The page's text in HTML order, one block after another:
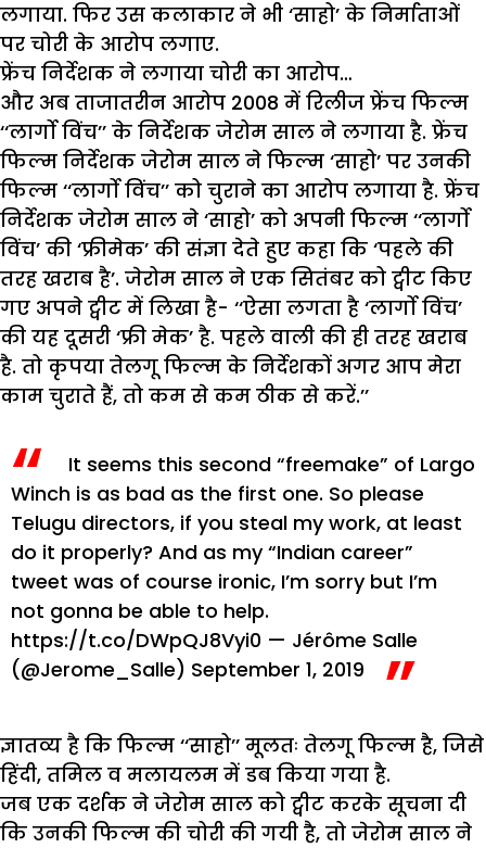
लगाया. फिर उस कलाकार ने भी ‘साहो’ के निर्माताओं
पर चोरी के आरोप लगाए.
फ्रेंच निर्देशक ने लगाया चोरी का आरोप…
और अब ताजातरीन आरोप 2008 में रिलीज फ्रेंच फिल्म
‘‘लार्गो विंच’’ के निर्देशक जेरोम साल ने लगाया है. फ्रेंच
फिल्म निर्देशक जेरोम साल ने फिल्म ‘साहो’ पर उनकी
फिल्म ‘‘लार्गो विंच’’ को चुराने का आरोप लगाया है. फ्रेंच
निर्देशक जेरोम साल ने ‘साहो’ को अपनी फिल्म ‘‘लार्गो
विंच’ की ‘फ्रीमेक’ की संज्ञा देते हुए कहा कि ‘पहले की
तरह खराब है’. जेरोम साल ने एक सितंबर को ट्वीट किए
गए अपने ट्वीट में लिखा है- ‘‘ऐसा लगता है ‘लार्गो विंच’
की यह दूसरी ‘फ्री मेक’ है. पहले वाली की ही तरह खराब
है. तो कृपया तेलगू फिल्म के निर्देशकों अगर आप मेरा
काम चुराते हैं, तो कम से कम ठीक से करें.’’
It seems this second “freemake” of Largo
Winch is as bad as the first one. So please
Telugu directors, if you steal my work, at least
do it properly? And as my “Indian career”
tweet was of course ironic, I’m sorry but I’m
not gonna be able to help.
https://t.co/DWpQJ8Vyi0 — Jérôme Salle
(@Jerome_Salle) September 1, 2019
ज्ञातव्य है कि फिल्म ‘‘साहो’’ मूलतः तेलगू फिल्म है, जिसे
हिंदी, तमिल व मलायलम में डब किया गया है.
जब एक दर्शक ने जेरोम साल को ट्वीट करके सूचना दी
कि उनकी फिल्म की चोरी की गयी है, तो जेरोम साल ने